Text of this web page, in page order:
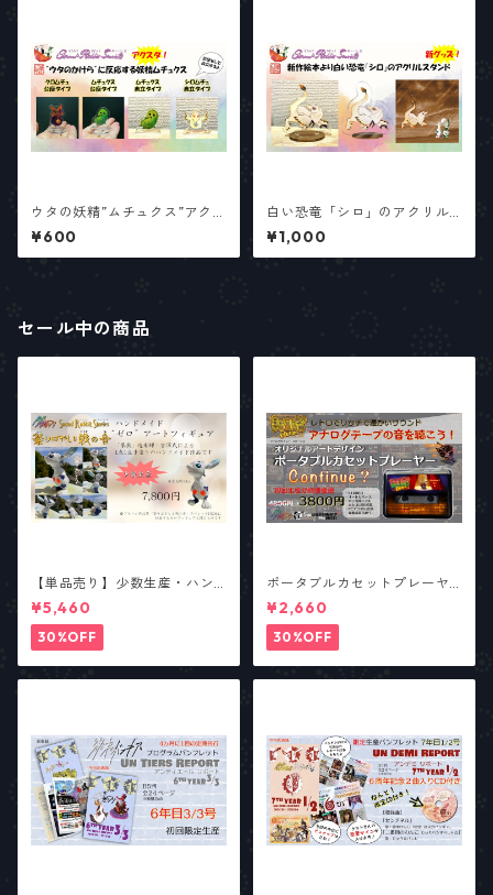
ウタの妖精”ムチュクス”アクリ
ルスタンド
¥600
白い恐竜「シロ」のアクリル
スタンド
¥1,000
セール中の商品
【単品売り】少数生産・ハン
ドメイド ”ゼロ” アートフィギ
ュア
¥5,460
30%OFF
ポータブルカセットプレーヤ
ー「Continue?」／アナログ
サウンド・リターンズ
¥2,660
30%OFF